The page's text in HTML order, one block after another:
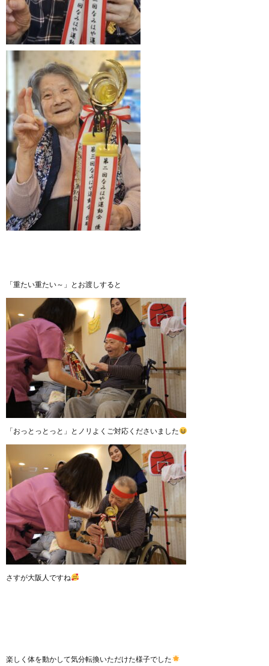
「重たい重たい～」とお渡しすると
「おっとっとっと」とノリよくご対応くださいました
さすが大阪人ですね
楽しく体を動かして気分転換いただけた様子でした